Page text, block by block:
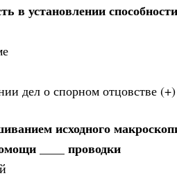
в установлении
дел о спорном отцовстве (+)
исходного
____ проводки